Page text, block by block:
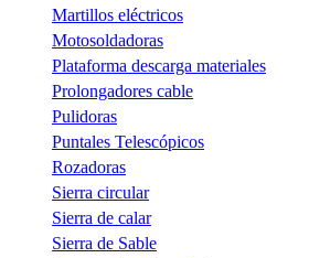
Martillos eléctricos
Motosoldadoras
Plataforma descarga materiales
Prolongadores cable
Pulidoras
Puntales Telescópicos
Rozadoras
Sierra circular
Sierra de calar
Sierra de Sable